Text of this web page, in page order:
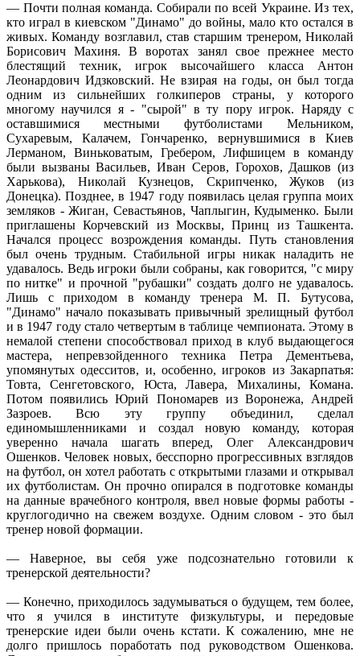
— Почти полная команда. Собирали по всей Украине. Из тех,
кто играл в киевском "Динамо" до войны, мало кто остался в
живых. Команду возглавил, став старшим тренером, Николай
Борисович Махиня. В воротах занял свое прежнее место
блестящий техник, игрок высочайшего класса Антон
Леонардович Идзковский. Не взирая на годы, он был тогда
одним из сильнейших голкиперов страны, у которого
многому научился я - "сырой" в ту пору игрок. Наряду с
оставшимися местными футболистами Мельником,
Сухаревым, Калачем, Гончаренко, вернувшимися в Киев
Лерманом, Виньковатым, Гребером, Лифшицем в команду
были вызваны Васильев, Иван Серов, Горохов, Дашков (из
Харькова), Николай Кузнецов, Скрипченко, Жуков (из
Донецка). Позднее, в 1947 году появилась целая группа моих
земляков - Жиган, Севастьянов, Чаплыгин, Кудыменко. Были
приглашены Корчевский из Москвы, Принц из Ташкента.
Начался процесс возрождения команды. Путь становления
был очень трудным. Стабильной игры никак наладить не
удавалось. Ведь игроки были собраны, как говорится, "с миру
по нитке" и прочной "рубашки" создать долго не удавалось.
Лишь с приходом в команду тренера М. П. Бутусова,
"Динамо" начало показывать привычный зрелищный футбол
и в 1947 году стало четвертым в таблице чемпионата. Этому в
немалой степени способствовал приход в клуб выдающегося
мастера, непревзойденного техника Петра Дементьева,
упомянутых одесситов, и, особенно, игроков из Закарпатья:
Товта, Сенгетовского, Юста, Лавера, Михалины, Комана.
Потом появились Юрий Пономарев из Воронежа, Андрей
Зазроев. Всю эту группу объединил, сделал
единомышленниками и создал новую команду, которая
уверенно начала шагать вперед, Олег Александрович
Ошенков. Человек новых, бесспорно прогрессивных взглядов
на футбол, он хотел работать с открытыми глазами и открывал
их футболистам. Он прочно опирался в подготовке команды
на данные врачебного контроля, ввел новые формы работы -
круглогодично на свежем воздухе. Одним словом - это был
тренер новой формации.
— Наверное, вы себя уже подсознательно готовили к
тренерской деятельности?
— Конечно, приходилось задумываться о будущем, тем более,
что я учился в институте физкультуры, и передовые
тренерские идеи были очень кстати. К сожалению, мне не
долго пришлось поработать под руководством Ошенкова.